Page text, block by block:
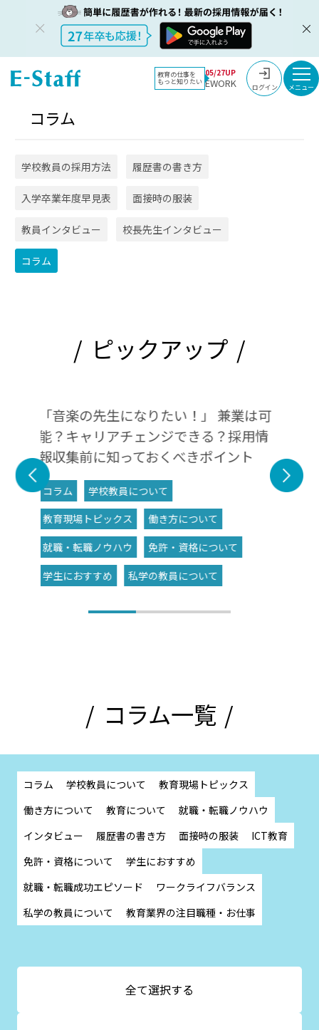
教育の仕事を
もっと知りたい
05/27UP
EWORK ログイン
教員採用情報のイー・スタッフ TOP コラム
コラム
学校教員の採用方法 履歴書の書き方
入学卒業年度早見表 面接時の服装
教員インタビュー 校長先生インタビュー
コラム
ピックアップ
ICT支援員:どんな仕事？資格・将来性
は？
コラム
教育について
就職・転職ノウハウ
免許・資格について
私
コラム一覧
コラム 学校教員について
教育現場トピックス
働き方について
教育について
就職・転職ノウハウ
インタビュー
履歴書の書き方 面接時の服装
ICT教育
免許・資格について
学生におすすめ
就職・転職成功エピソード
ワークライフバランス
私学の教員について
教育業界の注目職種・お仕事